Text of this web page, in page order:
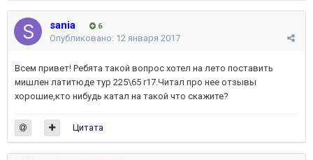
sania 6
Опубликовано: 12 января 2017
Всем привет! Ребята такой вопрос хотел на лето поставить
мишлен латитюде тур 225\65 r17.Читал про нее отзывы
хорошие,кто нибудь катал на такой что скажите?
Цитата